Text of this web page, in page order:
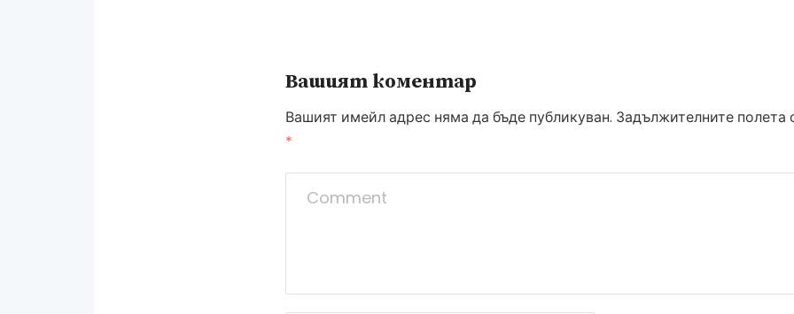
Вашият коментар
Вашият имейл адрес няма да бъде публикуван. Задължителните полета
*